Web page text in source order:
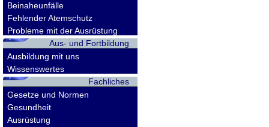
Beinaheunfälle
Fehlender Atemschutz
Probleme mit der Ausrüstung
Aus- und Fortbildung
Ausbildung mit uns
Wissenswertes
Fachliches
Gesetze und Normen
Gesundheit
Ausrüstung